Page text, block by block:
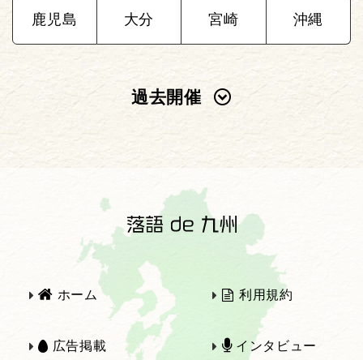
鹿児島 大分 宮崎 沖縄
過去開催
2022年
2021年 2020年
2019年 2018年
ホーム 利用規約
広告掲載 インタビュー